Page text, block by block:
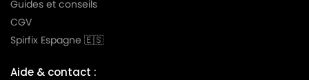
Guides et conseils
CGV
Spirfix Espagne 🇪🇸
Aide & contact :